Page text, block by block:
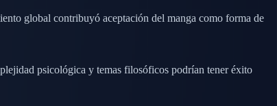
global contribuyó aceptación del manga como forma de
psicológica y temas filosóficos podrían tener éxito